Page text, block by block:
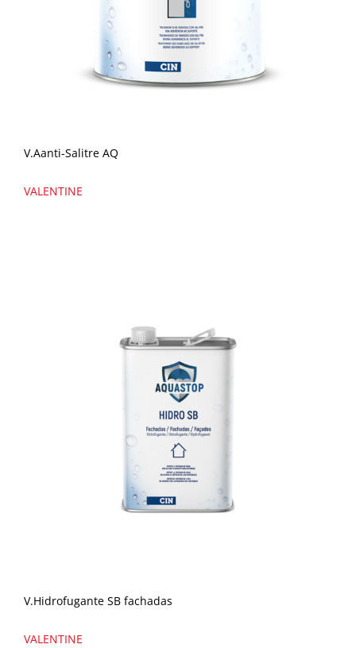
V.Aanti-Salitre AQ
VALENTINE
V.Hidrofugante SB fachadas
VALENTINE